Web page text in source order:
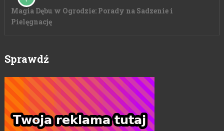
Magia Dębu w Ogrodzie: Porady na Sadzenie i
Pielęgnację
Sprawdź